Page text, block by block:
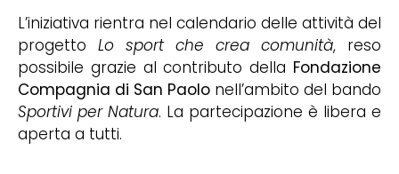
L’iniziativa rientra nel calendario delle attività del
progetto Lo sport che crea comunità, reso
possibile grazie al contributo della Fondazione
Compagnia di San Paolo nell’ambito del bando
Sportivi per Natura. La partecipazione è libera e
aperta a tutti.